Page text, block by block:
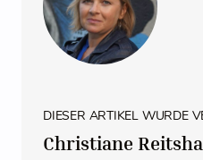
DIESER ARTIKEL WURDE
Christiane